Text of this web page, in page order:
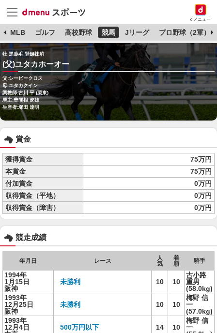
dメニュー
MLB ゴルフ 高校野球 競馬 Jリーグ プロ野球（2軍）
牡 黒鹿毛 登録抹消
(父)ユタカホーオー
父:シービークロス
母:ユタカクイン
調教師:古川 平 (栗東)
馬主:豊間根 虎雄
生産者:塚田 達明
賞金
獲得賞金
75万円
本賞金
75万円
付加賞金
0万円
収得賞金（平地）
0万円
収得賞金（障害）
0万円
競走成績
年月日 レース
人
気
着
順
騎手
1994年
1月15日
阪神
未勝利 10 10
古小路
重男
(58.0kg)
1993年
12月25日
阪神
未勝利 10 10
梅野 信
一
(57.0kg)
1993年
12月4日
500万円以下 14 10
梅野 信
一